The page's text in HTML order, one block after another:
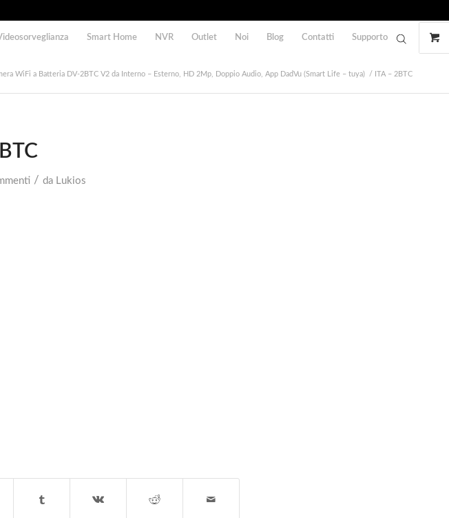
Smart Home NVR Outlet Noi Blog Contatti Supporto
WiFi a Batteria DV-2BTC V2 da Interno – Esterno, HD 2Mp, Doppio Audio, App DadVu (Smart Life – tuya) / ITA – 2BTC
/ da Lukios